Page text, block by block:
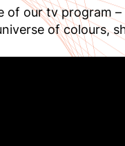
of our tv program
of colours,